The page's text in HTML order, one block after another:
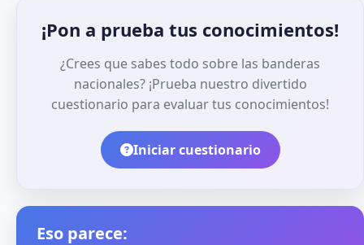
¡Pon a prueba tus conocimientos!
¿Crees que sabes todo sobre las banderas
nacionales? ¡Prueba nuestro divertido
cuestionario para evaluar tus conocimientos!
Iniciar cuestionario
Eso parece: